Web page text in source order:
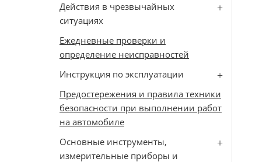
Действия в чрезвычайных
ситуациях
Ежедневные проверки и
определение неисправностей
Инструкция по эксплуатации
Предостережения и правила техники
безопасности при выполнении работ
на автомобиле
Основные инструменты,
измерительные приборы и